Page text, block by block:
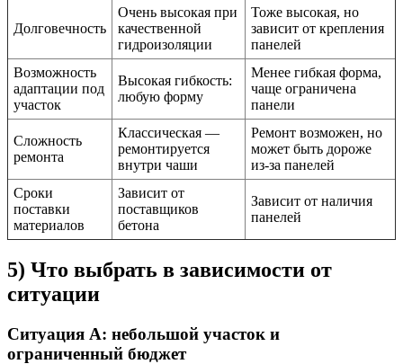
Долговечность
Очень высокая при
качественной
гидроизоляции
Тоже высокая, но
зависит от крепления
панелей
Возможность
адаптации под
участок
Высокая гибкость:
любую форму
Менее гибкая форма,
чаще ограничена
панели
Сложность
ремонта
Классическая —
ремонтируется
внутри чаши
Ремонт возможен, но
может быть дороже
из-за панелей
Сроки
поставки
материалов
Зависит от
поставщиков
бетона
Зависит от наличия
панелей
5) Что выбрать в зависимости от
ситуации
Ситуация А: небольшой участок и
ограниченный бюджет